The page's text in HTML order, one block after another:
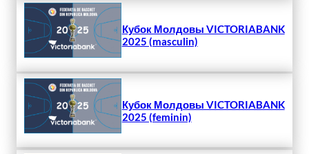
Кубок Молдовы VICTORIABANK
2025 (masculin)
Кубок Молдовы VICTORIABANK
2025 (feminin)